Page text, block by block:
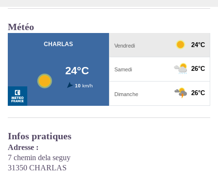
Météo
Infos pratiques
Adresse :
7 chemin dela seguy
31350 CHARLAS